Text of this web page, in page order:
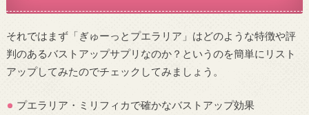
それではまず「ぎゅーっとプエラリア」はどのような特徴や評
判のあるバストアップサプリなのか？というのを簡単にリスト
アップしてみたのでチェックしてみましょう。
プエラリア・ミリフィカで確かなバストアップ効果